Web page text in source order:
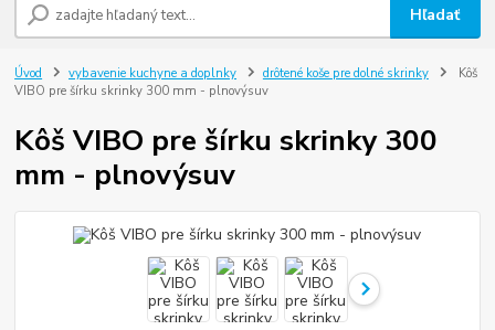
Hľadať
Úvod vybavenie kuchyne a doplnky drôtené koše pre dolné skrinky
Kôš
VIBO pre šírku skrinky 300 mm - plnovýsuv
Kôš VIBO pre šírku skrinky 300
mm - plnovýsuv